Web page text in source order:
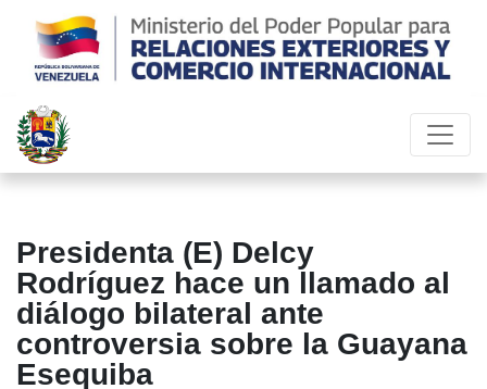
Presidenta (E) Delcy
Rodríguez hace un llamado al
diálogo bilateral ante
controversia sobre la Guayana
Esequiba